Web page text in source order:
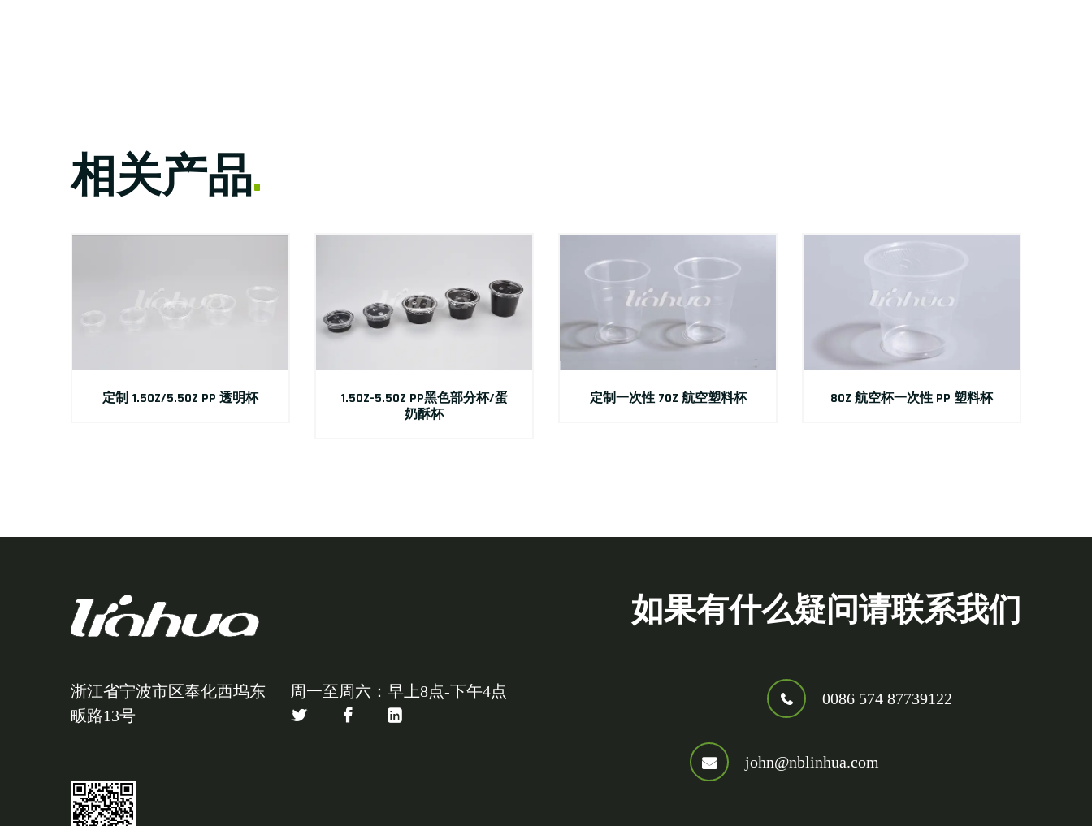
相关产品.
定制 1.5OZ/5.5OZ PP 透明杯
1.5OZ-5.5OZ PP黑色部分杯/蛋
奶酥杯
定制一次性 7OZ 航空塑料杯 8OZ 航空杯一次性 PP 塑料杯
如果有什么疑问请联系我们
浙江省宁波市区奉化西坞东
畈路13号
周一至周六：早上8点-下午4点 0086 574 87739122
john@nblinhua.com